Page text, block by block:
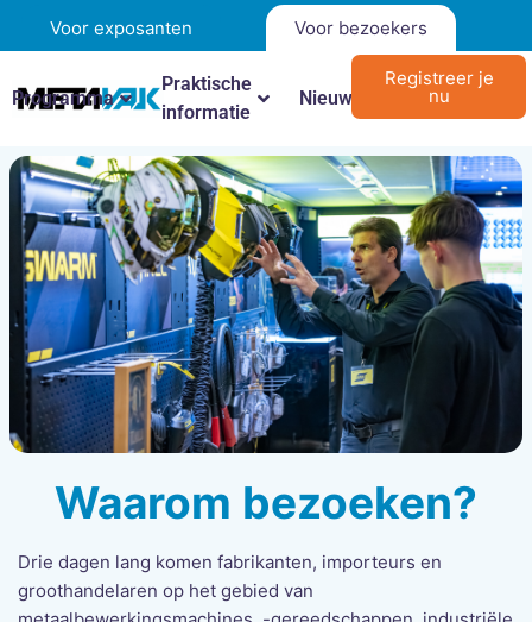
Voor exposanten Voor bezoekers
Programma
Praktische
informatie
Nieuws
Over
FAQ &
Registreer je
nu
Waarom bezoeken?
Drie dagen lang komen fabrikanten, importeurs en
groothandelaren op het gebied van